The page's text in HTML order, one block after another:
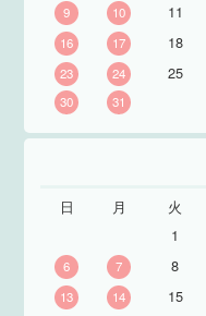
9
10 11
16 17 18
23 24 25
30 31
日 月 火
1
6 7 8
13 14 15